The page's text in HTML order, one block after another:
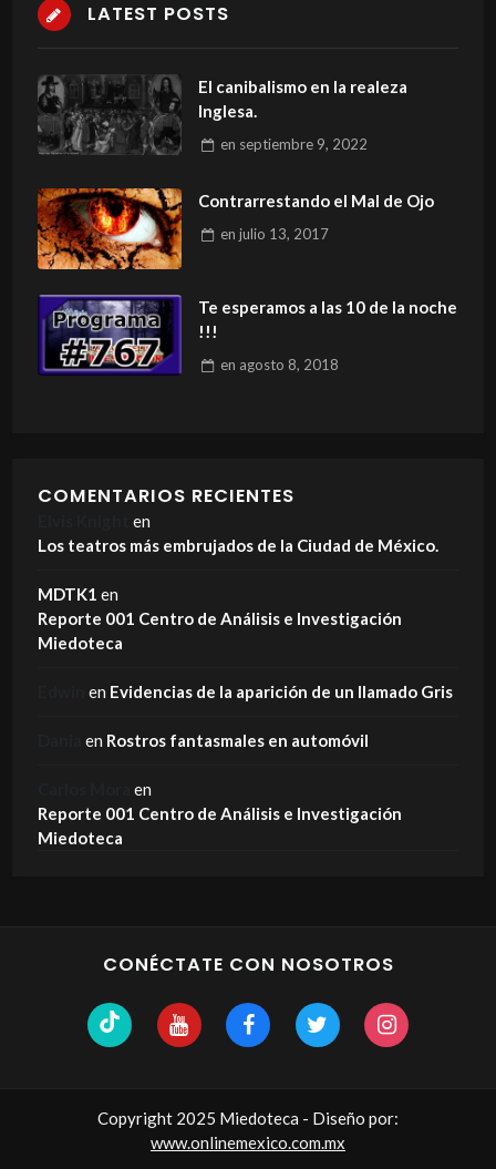
LATEST POSTS
El canibalismo en la realeza
Inglesa.
en septiembre 9, 2022
Contrarrestando el Mal de Ojo
en julio 13, 2017
Te esperamos a las 10 de la noche
!!!
en agosto 8, 2018
COMENTARIOS RECIENTES
en
Los teatros más embrujados de la Ciudad de México.
MDTK1 en
Reporte 001 Centro de Análisis e Investigación
Miedoteca
en Evidencias de la aparición de un llamado Gris
en Rostros fantasmales en automóvil
en
Reporte 001 Centro de Análisis e Investigación
Miedoteca
CONÉCTATE CON NOSOTROS
Copyright 2025 Miedoteca - Diseño por:
www.onlinemexico.com.mx